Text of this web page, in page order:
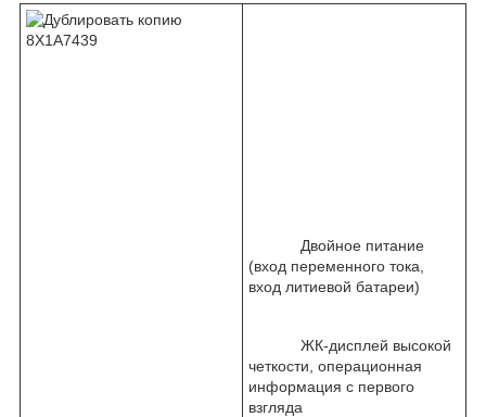
Двойное питание
(вход переменного тока,
вход литиевой батареи)
ЖК-дисплей высокой
четкости, операционная
информация с первого
взгляда